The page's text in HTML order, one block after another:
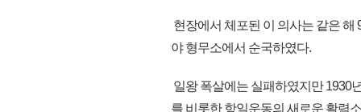
현장에서 체포된 이 의사는 같은 해
야 형무소에서 순국하였다.
일왕 폭살에는 실패하였지만 1930
를 비롯한 항일운동의 새로운 활력